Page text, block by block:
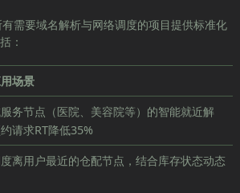
需要域名解析与网络调度的项目提供标准化
：
场景
务节点（医院、美容院等）的智能就近解
请求RT降低35%
离用户最近的仓配节点，结合库存状态动态